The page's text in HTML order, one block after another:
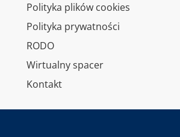
Polityka plików cookies
Polityka prywatności
RODO
Wirtualny spacer
Kontakt